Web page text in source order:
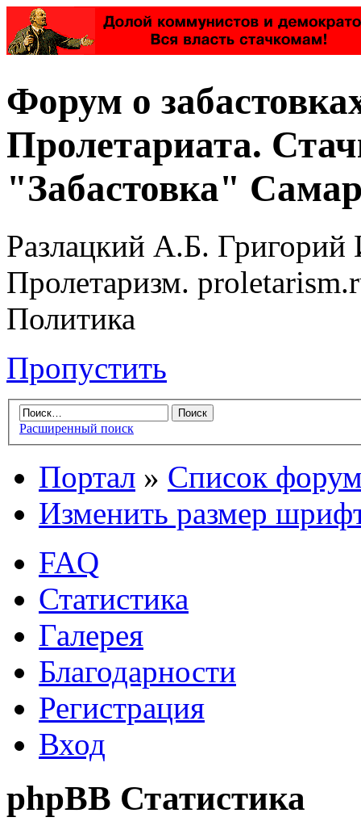
Форум о
Пролетариата.
"Забастовка"
Разлацкий А.Б. Григорий
Пролетаризм.
Политика
Пропустить
Расширенный поиск
Портал » Список
Изменить размер
FAQ
Статистика
Галерея
Благодарности
Регистрация
Вход
phpBB Статистика